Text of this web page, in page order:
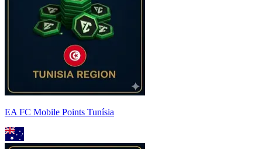
EA FC Mobile Points Tunísia